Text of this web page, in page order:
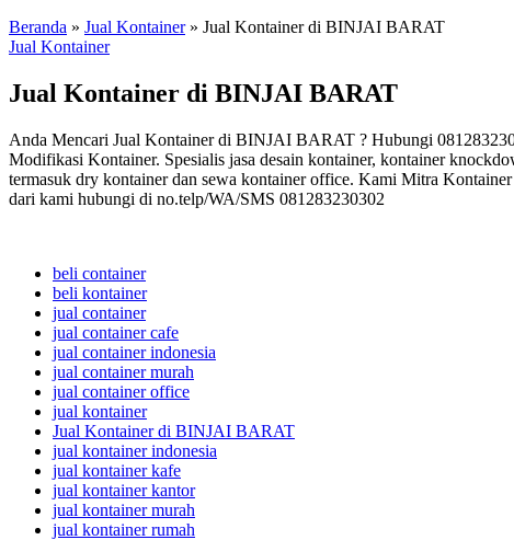
Beranda » Jual Kontainer » Jual Kontainer di BINJAI BARAT
Jual Kontainer
Jual Kontainer di BINJAI BARAT
Anda Mencari Jual Kontainer di BINJAI BARAT ? Hubungi
Modifikasi Kontainer. Spesialis jasa desain kontainer, kontainer
termasuk dry kontainer dan sewa kontainer office. Kami Mitra
dari kami hubungi di no.telp/WA/SMS 081283230302
beli container
beli kontainer
jual container
jual container cafe
jual container indonesia
jual container murah
jual container office
jual kontainer
Jual Kontainer di BINJAI BARAT
jual kontainer indonesia
jual kontainer kafe
jual kontainer kantor
jual kontainer murah
jual kontainer rumah